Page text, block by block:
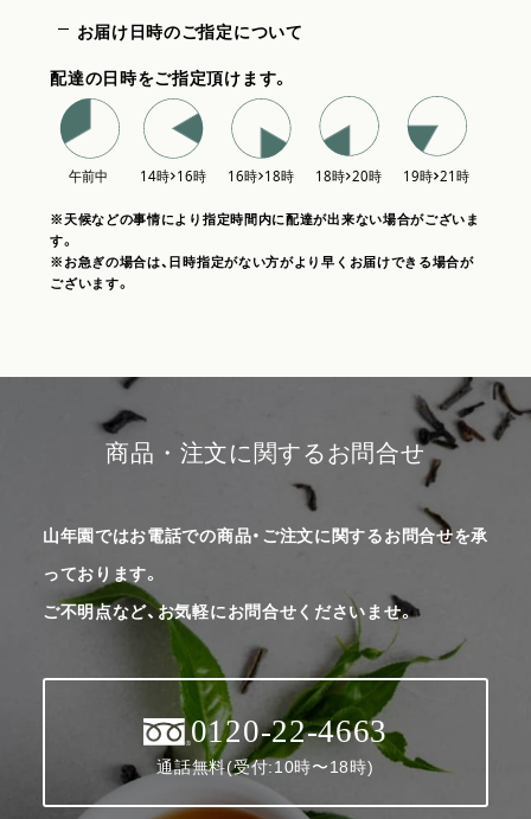
お届け日時のご指定について
配達の日時をご指定頂けます。
※天候などの事情により指定時間内に配達が出来ない場合がございま
す。
※お急ぎの場合は、日時指定がない方がより早くお届けできる場合が
ございます。
商品・注文に関するお問合せ
山年園ではお電話での商品・ご注文に関するお問合せを承
っております。
ご不明点など、お気軽にお問合せくださいませ。
0120-22-4663
通話無料(受付:10時〜18時)